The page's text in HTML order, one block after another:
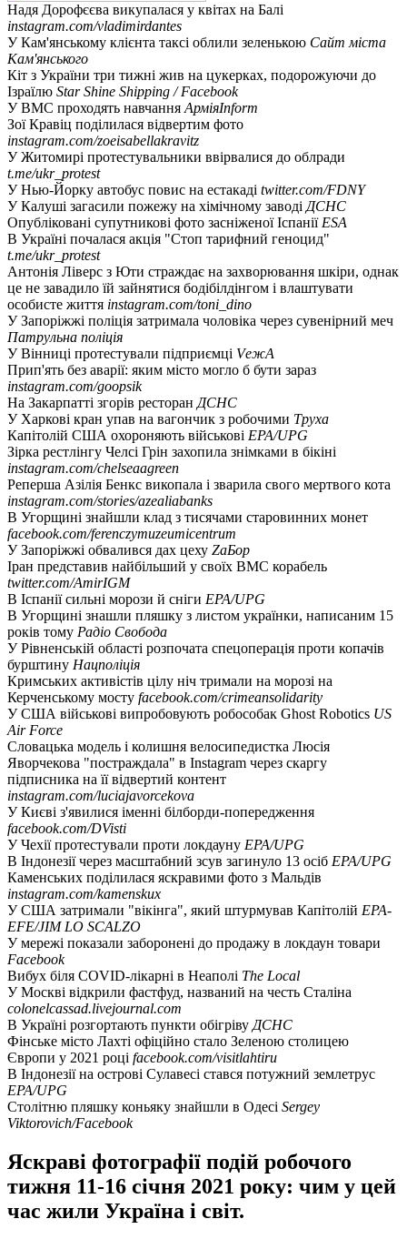
Надя Дорофєєва викупалася у квітах на Балі
instagram.com/vladimirdantes
У Кам'янському клієнта таксі облили зеленькою Сайт міста
Кам'янського
Кіт з України три тижні жив на цукерках, подорожуючи до
Ізраїлю Star Shine Shipping / Facebook
У ВМС проходять навчання АрміяInform
Зої Кравіц поділилася відвертим фото
instagram.com/zoeisabellakravitz
У Житомирі протестувальники ввірвалися до облради
t.me/ukr_protest
У Нью-Йорку автобус повис на естакаді twitter.com/FDNY
У Калуші загасили пожежу на хімічному заводі ДСНС
Опубліковані супутникові фото засніженої Іспанії ESA
В Україні почалася акція "Стоп тарифний геноцид"
t.me/ukr_protest
Антонія Ліверс з Юти страждає на захворювання шкіри, однак
це не завадило їй зайнятися бодібілдінгом і влаштувати
особисте життя instagram.com/toni_dino
У Запоріжжі поліція затримала чоловіка через сувенірний меч
Патрульна поліція
У Вінниці протестували підприємці VежА
Прип'ять без аварії: яким місто могло б бути зараз
instagram.com/goopsik
На Закарпатті згорів ресторан ДСНС
У Харкові кран упав на вагончик з робочими Труха
Капітолій США охороняють військові EPA/UPG
Зірка рестлінгу Челсі Грін захопила знімками в бікіні
instagram.com/chelseaagreen
Реперша Азілія Бенкс викопала і зварила свого мертвого кота
instagram.com/stories/azealiabanks
В Угорщині знайшли клад з тисячами старовинних монет
facebook.com/ferenczymuzeumicentrum
У Запоріжжі обвалився дах цеху ZаБор
Іран представив найбільший у своїх ВМС корабель
twitter.com/AmirIGM
В Іспанії сильні морози й сніги EPA/UPG
В Угорщині знашли пляшку з листом українки, написаним 15
років тому Радіо Свобода
У Рівненській області розпочата спецоперація проти копачів
бурштину Нацполіція
Кримських активістів цілу ніч тримали на морозі на
Керченському мосту facebook.com/crimeansolidarity
У США військові випробовують робособак Ghost Robotics US
Air Force
Словацька модель і колишня велосипедистка Люсія
Яворчекова "постраждала" в Instagram через скаргу
підписника на її відвертий контент
instagram.com/luciajavorcekova
У Києві з'явилися іменні білборди-попередження
facebook.com/DVisti
У Чехії протестували проти локдауну EPA/UPG
В Індонезії через масштабний зсув загинуло 13 осіб EPA/UPG
Каменських поділилася яскравими фото з Мальдів
instagram.com/kamenskux
У США затримали "вікінга", який штурмував Капітолій EPA-
EFE/JIM LO SCALZO
У мережі показали заборонені до продажу в локдаун товари
Facebook
Вибух біля COVID-лікарні в Неаполі The Local
У Москві відкрили фастфуд, названий на честь Сталіна
colonelcassad.livejournal.com
В Україні розгортають пункти обігріву ДСНС
Фінське місто Лахті офіційно стало Зеленою столицею
Європи у 2021 році facebook.com/visitlahtiru
В Індонезії на острові Сулавесі стався потужний землетрус
EPA/UPG
Столітню пляшку коньяку знайшли в Одесі Sergey
Viktorovich/Facebook
Яскраві фотографії подій робочого
тижня 11-16 січня 2021 року: чим у цей
час жили Україна і світ.